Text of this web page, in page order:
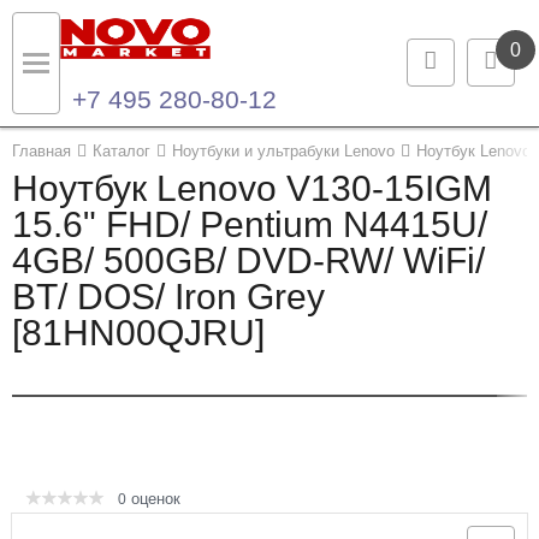
0
+7 495 280-80-12
Главная Каталог Ноутбуки и ультрабуки Lenovo Ноутбук
Ноутбук Lenovo V130-15IGM
15.6" FHD/ Pentium N4415U/
4GB/ 500GB/ DVD-RW/ WiFi/
BT/ DOS/ Iron Grey
[81HN00QJRU]
0 оценок
Назад
Каталог продукции
Ноутбуки и ультрабуки
Компьютеры
Назад
Контакты
Контактная информация